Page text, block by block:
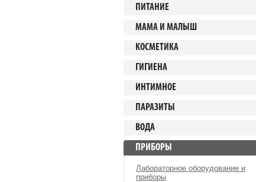
ПИТАНИЕ
МАМА И МАЛЫШ
КОСМЕТИКА
ГИГИЕНА
ИНТИМНОЕ
ПАРАЗИТЫ
ВОДА
ПРИБОРЫ
Лабораторное оборудование и
приборы